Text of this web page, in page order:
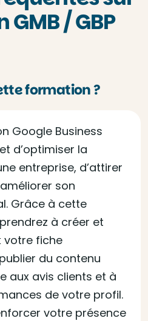
/ GBP
formation ?
Google Business
d’optimiser la
entreprise, d’attirer
son
Grâce à cette
à créer et
votre fiche
du contenu
aux avis clients et à
de votre profil.
votre présence